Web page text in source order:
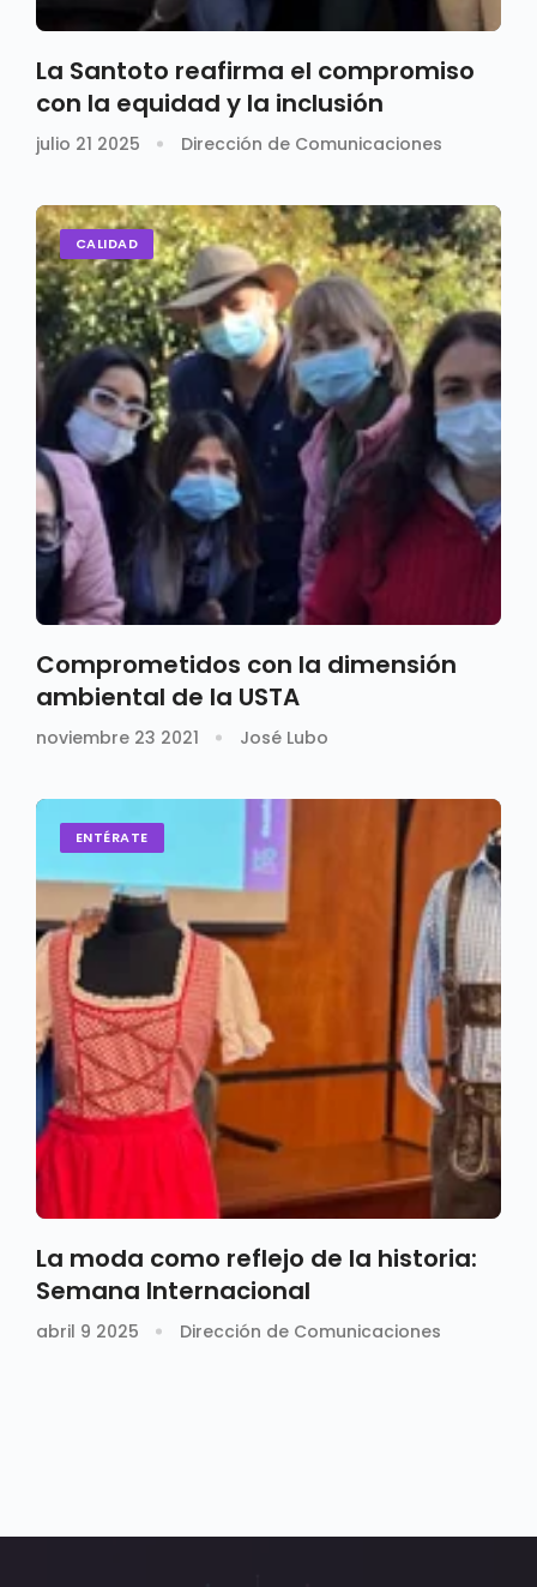
La Santoto reafirma el compromiso
con la equidad y la inclusión
julio 21 2025 Dirección de Comunicaciones
CALIDAD
Comprometidos con la dimensión
ambiental de la USTA
noviembre 23 2021 José Lubo
ENTÉRATE
La moda como reflejo de la historia:
Semana Internacional
abril 9 2025 Dirección de Comunicaciones